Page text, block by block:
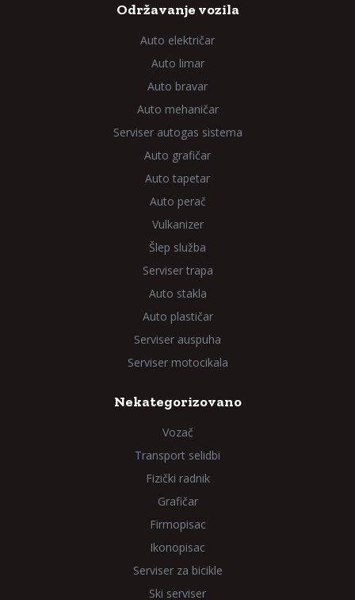
Održavanje vozila
Auto električar
Auto limar
Auto bravar
Auto mehaničar
Serviser autogas sistema
Auto grafičar
Auto tapetar
Auto perač
Vulkanizer
Šlep služba
Serviser trapa
Auto stakla
Auto plastičar
Serviser auspuha
Serviser motocikala
Nekategorizovano
Vozač
Transport selidbi
Fizički radnik
Grafičar
Firmopisac
Ikonopisac
Serviser za bicikle
Ski serviser